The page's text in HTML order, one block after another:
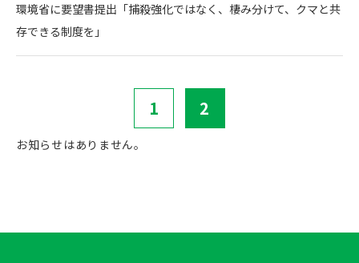
環境省に要望書提出「捕殺強化ではなく、棲み分けて、クマと共
存できる制度を」
1 2
お知らせはありません。